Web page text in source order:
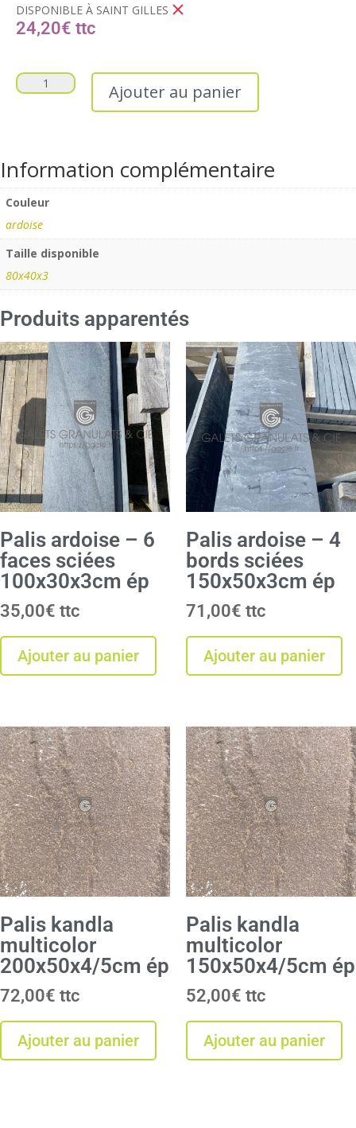
DISPONIBLE À SAINT GILLES
24,20€
Ajouter au panier
Information complémentaire
Couleur
ardoise
Taille disponible
80x40x3
Produits apparentés
Palis ardoise – 6
faces sciées
100x30x3cm ép
35,00€
Ajouter au panier
Palis ardoise – 4
bords sciées
150x50x3cm ép
71,00€
Ajouter au panier
Palis kandla
multicolor
200x50x4/5cm ép
72,00€
Ajouter au panier
Palis kandla
multicolor
150x50x4/5cm ép
52,00€
Ajouter au panier